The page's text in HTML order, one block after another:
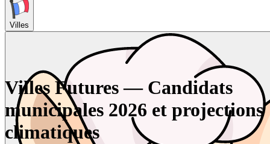
Villes
Villes Futures — Candidats
municipales 2026 et projections
climatiques